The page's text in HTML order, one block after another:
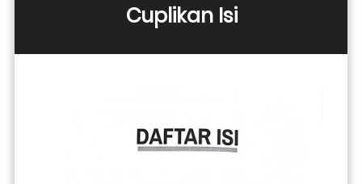
Cuplikan Isi